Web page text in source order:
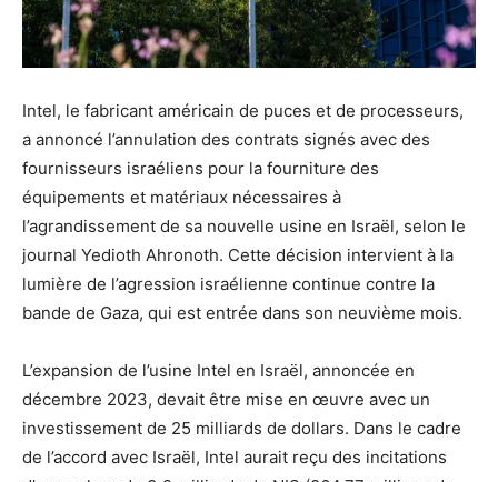
Intel, le fabricant américain de puces et de processeurs,
a annoncé l’annulation des contrats signés avec des
fournisseurs israéliens pour la fourniture des
équipements et matériaux nécessaires à
l’agrandissement de sa nouvelle usine en Israël, selon le
journal Yedioth Ahronoth. Cette décision intervient à la
lumière de l’agression israélienne continue contre la
bande de Gaza, qui est entrée dans son neuvième mois.
L’expansion de l’usine Intel en Israël, annoncée en
décembre 2023, devait être mise en œuvre avec un
investissement de 25 milliards de dollars. Dans le cadre
de l’accord avec Israël, Intel aurait reçu des incitations